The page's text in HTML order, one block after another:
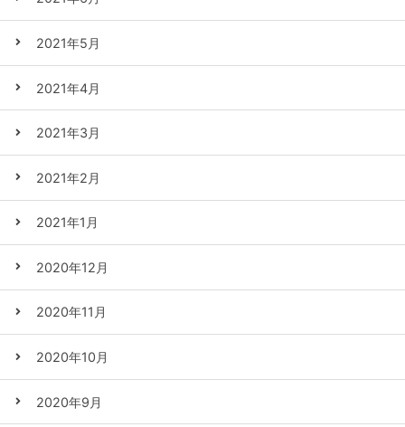
2021年5月
2021年4月
2021年3月
2021年2月
2021年1月
2020年12月
2020年11月
2020年10月
2020年9月